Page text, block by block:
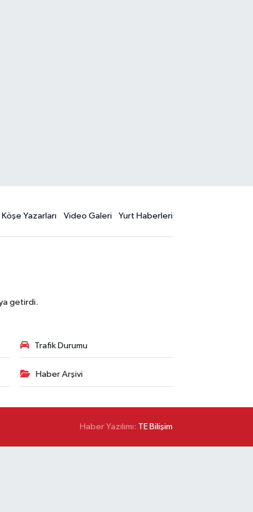
Köşe Yazarları Video Galeri Yurt Haberleri
getirdi.
Trafik Durumu
Haber Arşivi
Haber Yazılımı: TE Bilişim